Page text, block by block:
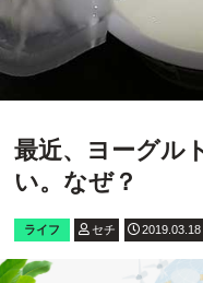
最近、ヨーグル
い。なぜ？
ライフ セチ 2019.03.18